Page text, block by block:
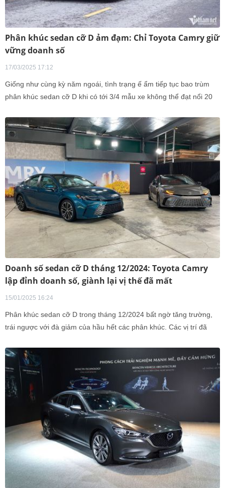
Phân khúc sedan cỡ D ảm đạm: Chỉ Toyota Camry giữ
vững doanh số
17/03/2025 17:12
Giống như cùng kỳ năm ngoái, tình trạng ế ẩm tiếp tục bao trùm
phân khúc sedan cỡ D khi có tới 3/4 mẫu xe không thể đạt nổi 20
vị thế dẫn đầu với doanh số vượt trội so với các đối thủ.
Doanh số sedan cỡ D tháng 12/2024: Toyota Camry
lập đỉnh doanh số, giành lại vị thế đã mất
15/01/2025 16:24
Phân khúc sedan cỡ D trong tháng 12/2024 bất ngờ tăng trường,
trái ngược với đà giảm của hầu hết các phân khúc. Các vị trí đã